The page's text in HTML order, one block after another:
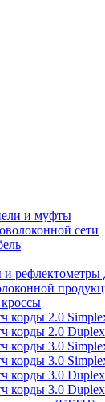
и муфты
сети
рефлектометры
корды 2.0
корды 2.0
корды 3.0
корды 3.0
корды 3.0
корды 3.0